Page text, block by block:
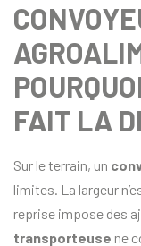
FAIT LA
Sur le terrain, un
limites. La largeur
reprise impose des
transporteuse ne